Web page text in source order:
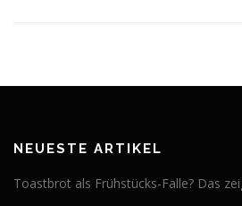
NEUESTE ARTIKEL
Toastbrot als Frühstücks-Falle? Das